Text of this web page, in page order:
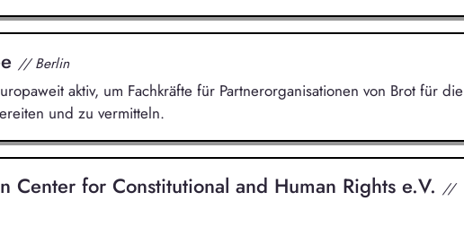
// Berlin
aktiv, um Fachkräfte für Partnerorganisationen von Brot für die
und zu vermitteln.
Center for Constitutional and Human Rights e.V. //